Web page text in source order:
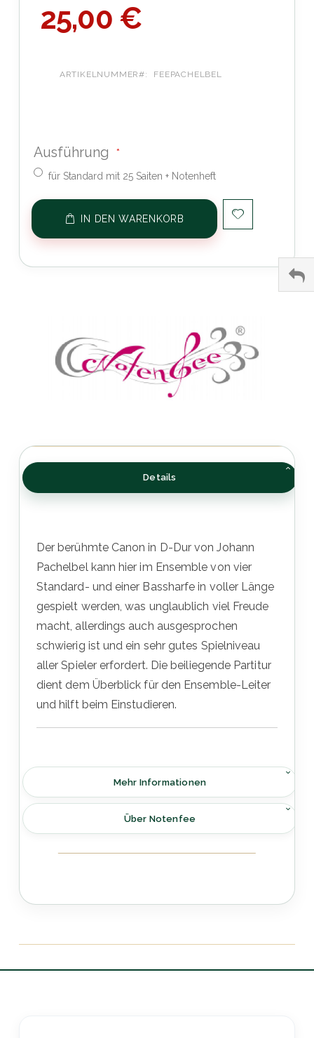
25,00 €
ARTIKELNUMMER FEEPACHELBEL
Ausführung
für Standard mit 25 Saiten + Notenheft
IN DEN WARENKORB
Details
Der berühmte Canon in D-Dur von Johann
Pachelbel kann hier im Ensemble von vier
Standard- und einer Bassharfe in voller Länge
gespielt werden, was unglaublich viel Freude
macht, allerdings auch ausgesprochen
schwierig ist und ein sehr gutes Spielniveau
aller Spieler erfordert. Die beiliegende Partitur
dient dem Überblick für den Ensemble-Leiter
und hilft beim Einstudieren.
Mehr Informationen
Über Notenfee